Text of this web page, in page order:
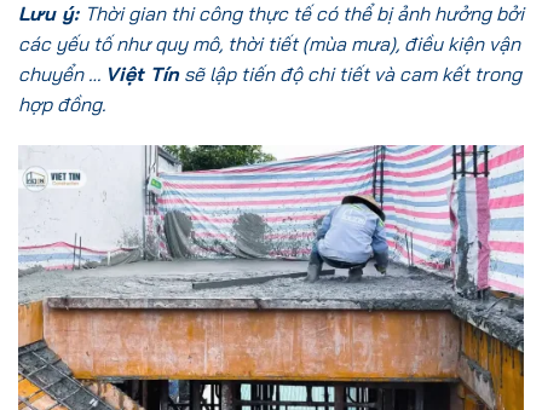
Lưu ý: Thời gian thi công thực tế có thể bị ảnh hưởng bởi
các yếu tố như quy mô, thời tiết (mùa mưa), điều kiện vận
chuyển … Việt Tín sẽ lập tiến độ chi tiết và cam kết trong
hợp đồng.